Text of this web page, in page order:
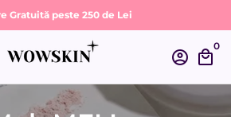
Gratuită peste 250 de Lei
account_circle local_mall
0